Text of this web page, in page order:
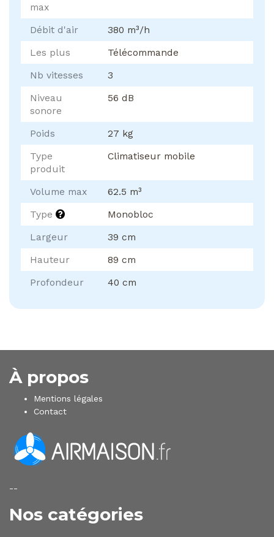
max
Débit d'air
380 m³/h
Les plus
Télécommande
Nb vitesses
3
Niveau
sonore
56 dB
Poids
27 kg
Type
produit
Climatiseur mobile
Volume max
62.5 m³
Type
Monobloc
Largeur
39 cm
Hauteur
89 cm
Profondeur
40 cm
À propos
Mentions légales
Contact
--
Nos catégories